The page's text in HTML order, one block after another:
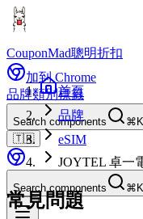
CouponMad聰明折扣
加到 Chrome
品牌類別標籤
Search components
⌘K
🇹🇼
Search components ⌘K
首頁
品牌
eSIM
JOYTEL 卓一
常見問題